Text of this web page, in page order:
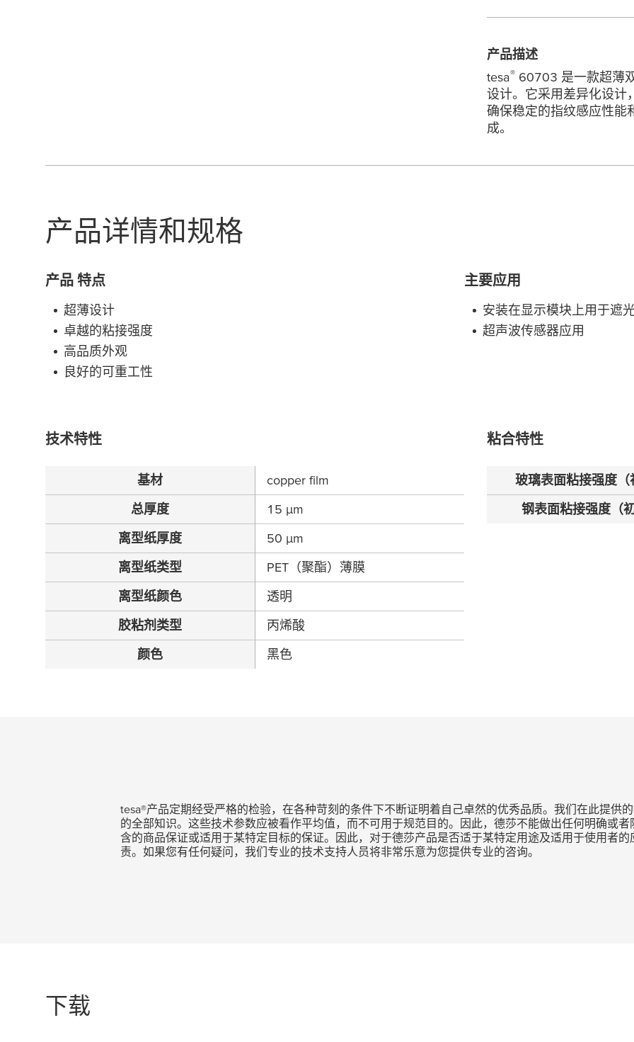
产品描述
tesa® 60703 是一款超薄
设计。它采用差异化设计
确保稳定的指纹感应性能
成。
产品详情和规格
产品 特点
超薄设计
卓越的粘接强度
高品质外观
良好的可重工性
主要应用
安装在显示模块上用于遮
超声波传感器应用
技术特性
基材
copper film
总厚度
15 µm
离型纸厚度
50 µm
离型纸类型
PET（聚酯）薄膜
离型纸颜色
透明
胶粘剂类型
丙烯酸
颜色
黑色
粘合特性
玻璃表面粘接强度（
钢表面粘接强度（初
tesa®产品定期经受严格的检验，在各种苛刻的条件下不断证明着自己卓然的优秀品质。我们在此提供
的全部知识。这些技术参数应被看作平均值，而不可用于规范目的。因此，德莎不能做出任何明确或
含的商品保证或适用于某特定目标的保证。因此，对于德莎产品是否适于某特定用途及适用于使用者
责。如果您有任何疑问，我们专业的技术支持人员将非常乐意为您提供专业的咨询。
下载